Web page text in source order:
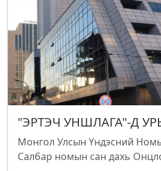
"ЭРТЭЧ УНШЛАГА"-Д
Монгол Улсын Үндэсний
Салбар номын сан дахь